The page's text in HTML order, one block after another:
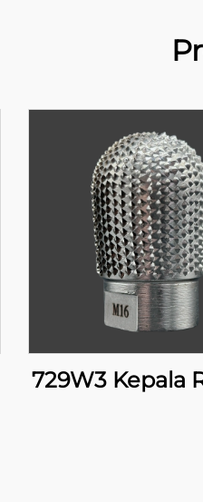
729W3 Kepala